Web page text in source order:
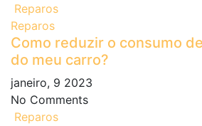
Reparos
Reparos
Como reduzir o consumo
do meu carro?
janeiro, 9 2023
No Comments
Reparos